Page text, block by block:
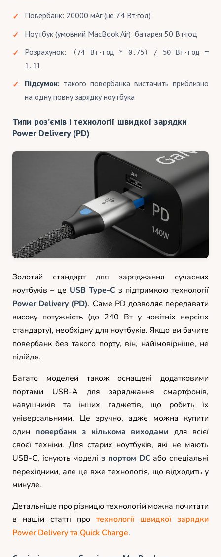
Повербанк: 20000 мАг (це 74 Вт·год)
Ноутбук (умовний MacBook Air): батарея 50 Вт·год
Розрахунок:
(74 Вт·год * 0.75) / 50 Вт·год =
1.11
Підсумок: такого повербанка вистачить приблизно
на одну повну зарядку ноутбука
Типи роз’ємів і технології швидкої зарядки
Power Delivery (PD)
Золотий стандарт для заряджання сучасних
ноутбуків – це USB Type-C з підтримкою технології
Power Delivery (PD). Саме PD дозволяє передавати
високу потужність (до 240 Вт у новітніх версіях
стандарту), необхідну для ноутбуків. Якщо ви бачите
повербанк без такого порту, він, найімовірніше, не
підійде.
Багато моделей також оснащені додатковими
портами USB-A для заряджання смартфонів,
навушників та інших гаджетів, що робить їх
універсальними. Це зручно, адже можна купити
один повербанк з кількома виходами для всієї
своєї техніки. Для старих ноутбуків, які не мають
USB-C, існують моделіз портом DCабо спеціальні
перехідники, але це вже технологія, що відходить у
минуле.
Детальніше про різницю технологій можна почитати
в нашій статті про технології швидкої зарядки
Power Delivery та Quick Charge.